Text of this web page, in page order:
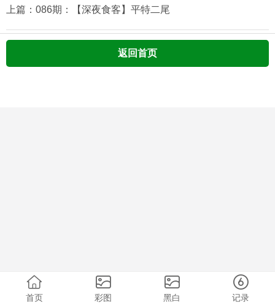
上篇：086期：【深夜食客】平特二尾
返回首页
首页 彩图 黑白 记录